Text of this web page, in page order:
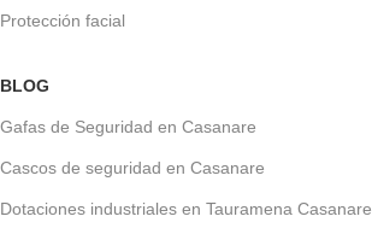
Protección facial
BLOG
Gafas de Seguridad en Casanare
Cascos de seguridad en Casanare
Dotaciones industriales en Tauramena Casanare